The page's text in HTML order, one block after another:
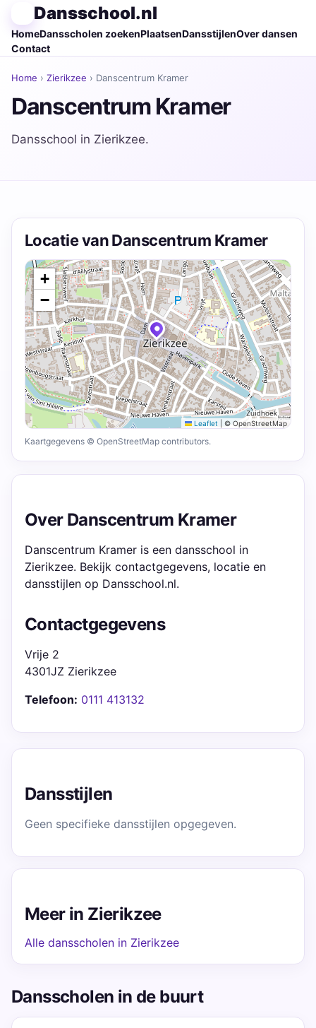
Dansschool.nl
HomeDansscholen zoekenPlaatsenDansstijlenOver dansen
Contact
Home › Zierikzee › Danscentrum Kramer
Danscentrum Kramer
Dansschool in Zierikzee.
Locatie van Danscentrum Kramer
+
−
Leaflet © OpenStreetMap
Kaartgegevens © OpenStreetMap contributors.
Over Danscentrum Kramer
Danscentrum Kramer is een dansschool in
Zierikzee. Bekijk contactgegevens, locatie en
dansstijlen op Dansschool.nl.
Contactgegevens
Vrije 2
4301JZ Zierikzee
Telefoon: 0111 413132
Dansstijlen
Geen specifieke dansstijlen opgegeven.
Meer in Zierikzee
Alle dansscholen in Zierikzee
Dansscholen in de buurt